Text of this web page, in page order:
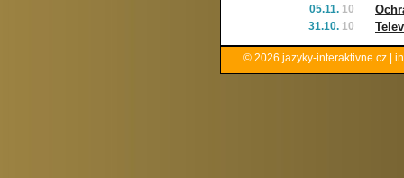
05.11. 10
31.10. 10
© 2026 jazyky-interaktivne.cz